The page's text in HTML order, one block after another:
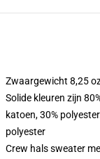
Zwaargewicht 8,25
Solide kleuren zijn
katoen, 30%
polyester
Crew hals sweater